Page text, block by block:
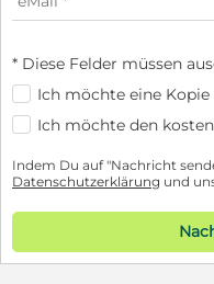
* Diese Felder müssen
Ich möchte eine
Ich möchte den
Indem Du auf "Nachricht
Datenschutzerklärung und